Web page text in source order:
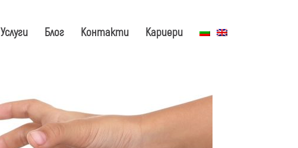
Услуги Блог Контакти Кариери